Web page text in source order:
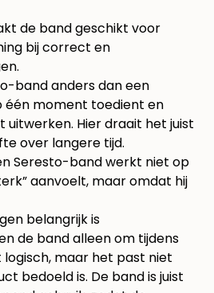
de band geschikt voor
bij correct en
band anders dan een
één moment toedient en
uitwerken. Hier draait het juist
over langere tijd.
Seresto-band werkt niet op
aanvoelt, maar omdat hij
belangrijk is
de band alleen om tijdens
logisch, maar het past niet
bedoeld is. De band is juist